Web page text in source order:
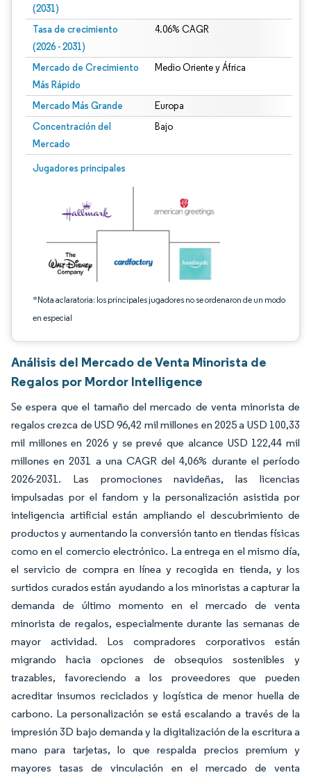
(2031)
Tasa de crecimiento
(2026 - 2031)
4.06% CAGR
Mercado de Crecimiento
Más Rápido
Medio Oriente y África
Mercado Más Grande Europa
Concentración del
Mercado
Bajo
Jugadores principales
*Nota aclaratoria: los principales jugadores no se ordenaron de un modo
en especial
Imagen © Mordor Intelligence. El uso requiere atribución según CC BY 4.0.
Análisis del Mercado de Venta Minorista de
Regalos por Mordor Intelligence
Se espera que el tamaño del mercado de venta minorista de
regalos crezca de USD 96,42 mil millones en 2025 a USD 100,33
mil millones en 2026 y se prevé que alcance USD 122,44 mil
millones en 2031 a una CAGR del 4,06% durante el período
2026-2031. Las promociones navideñas, las licencias
impulsadas por el fandom y la personalización asistida por
inteligencia artificial están ampliando el descubrimiento de
productos y aumentando la conversión tanto en tiendas físicas
como en el comercio electrónico. La entrega en el mismo día,
el servicio de compra en línea y recogida en tienda, y los
surtidos curados están ayudando a los minoristas a capturar la
demanda de último momento en el mercado de venta
minorista de regalos, especialmente durante las semanas de
mayor actividad. Los compradores corporativos están
migrando hacia opciones de obsequios sostenibles y
trazables, favoreciendo a los proveedores que pueden
acreditar insumos reciclados y logística de menor huella de
carbono. La personalización se está escalando a través de la
impresión 3D bajo demanda y la digitalización de la escritura a
mano para tarjetas, lo que respalda precios premium y
mayores tasas de vinculación en el mercado de venta